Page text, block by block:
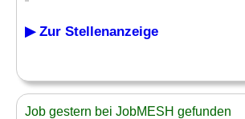
▶ Zur Stellenanzeige
Job gestern bei JobMESH gefunden